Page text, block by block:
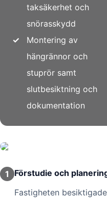
taksäkerhet och
snörasskydd
✓
Montering av
hängrännor och
stuprör samt
slutbesiktning och
dokumentation
1
Förstudie och
Fastigheten